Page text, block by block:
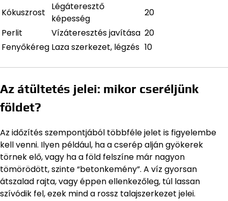
Kókuszrost
Légáteresztő
képesség
20
Perlit
Vízáteresztés javítása 20
Fenyőkéreg Laza szerkezet, légzés 10
Az átültetés jelei: mikor cseréljünk
földet?
Az időzítés szempontjából többféle jelet is figyelembe
kell venni. Ilyen például, ha a cserép alján gyökerek
törnek elő, vagy ha a föld felszíne már nagyon
tömörödött, szinte “betonkemény”. A víz gyorsan
átszalad rajta, vagy éppen ellenkezőleg, túl lassan
szívódik fel, ezek mind a rossz talajszerkezet jelei.